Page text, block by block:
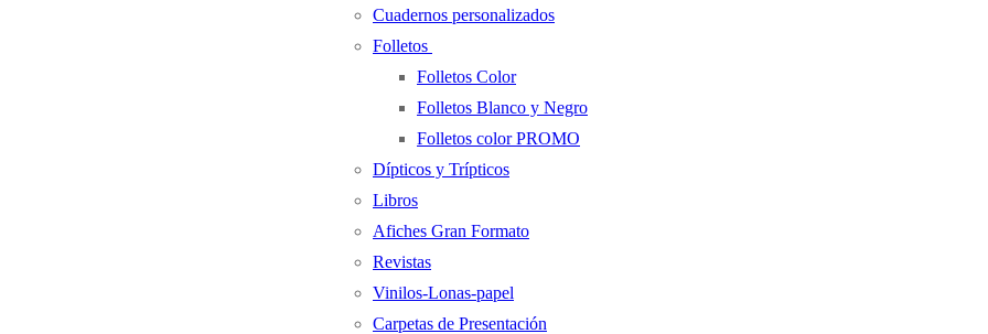
Cuadernos personalizados
Folletos
Folletos Color
Folletos Blanco y Negro
Folletos color PROMO
Dípticos y Trípticos
Libros
Afiches Gran Formato
Revistas
Vinilos-Lonas-papel
Carpetas de Presentación